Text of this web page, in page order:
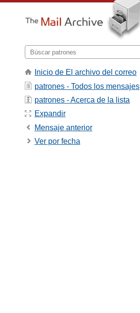
Inicio de El archivo del correo
patrones - Todos los mensajes
patrones - Acerca de la lista
Expandir
Mensaje anterior
Ver por fecha